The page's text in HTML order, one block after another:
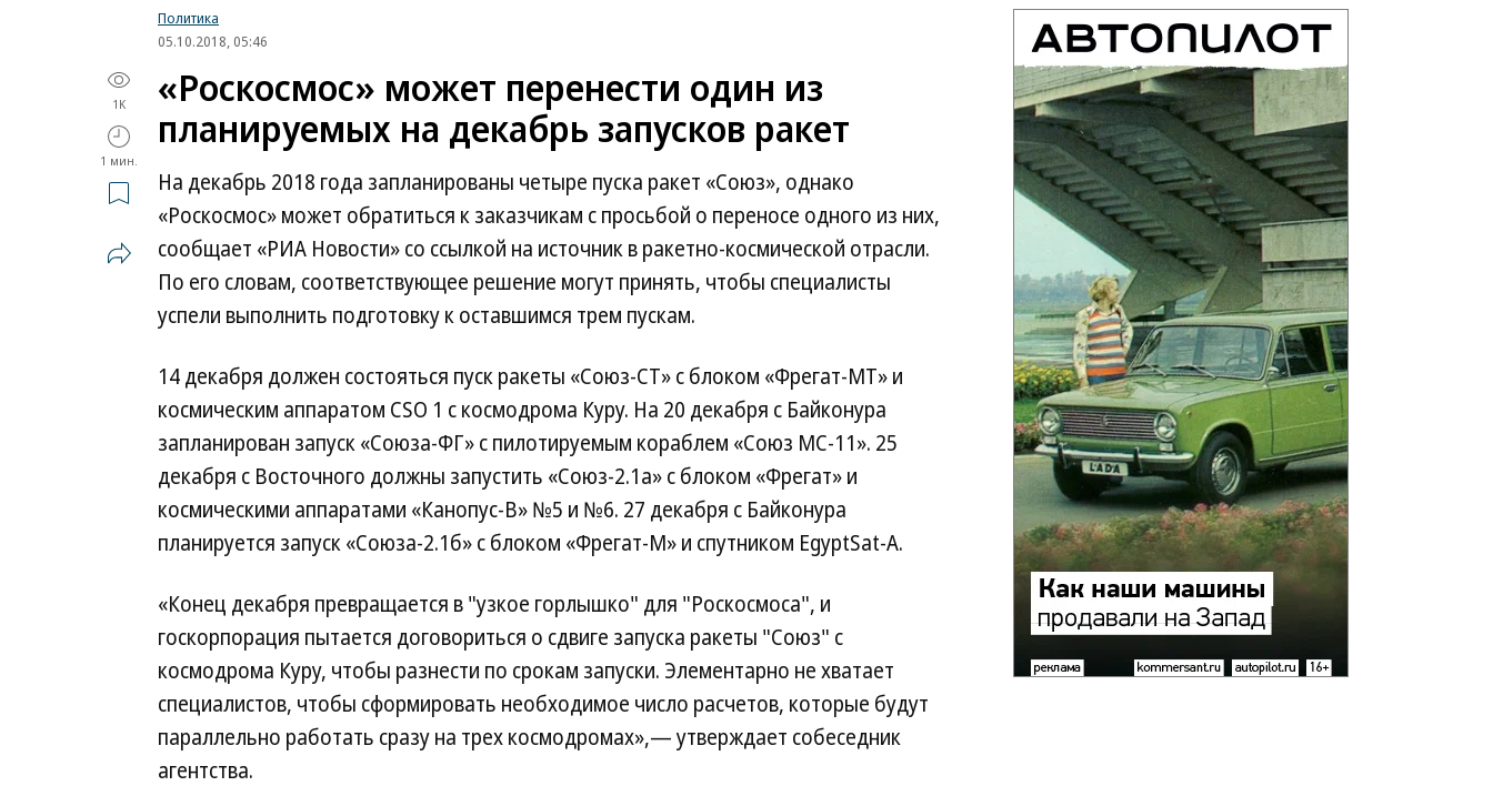
Политика
05.10.2018, 05:46
1K
1 мин.
«Роскосмос» может перенести один из
планируемых на декабрь запусков ракет
На декабрь 2018 года запланированы четыре пуска ракет «Союз», однако
«Роскосмос» может обратиться к заказчикам с просьбой о переносе одного из них,
сообщает «РИА Новости» со ссылкой на источник в ракетно-космической отрасли.
По его словам, соответствующее решение могут принять, чтобы специалисты
успели выполнить подготовку к оставшимся трем пускам.
14 декабря должен состояться пуск ракеты «Союз-СТ» с блоком «Фрегат-МТ» и
космическим аппаратом CSO 1 с космодрома Куру. На 20 декабря с Байконура
запланирован запуск «Союза-ФГ» с пилотируемым кораблем «Союз МС-11». 25
декабря с Восточного должны запустить «Союз-2.1а» с блоком «Фрегат» и
космическими аппаратами «Канопус-В» №5 и №6. 27 декабря с Байконура
планируется запуск «Союза-2.1б» с блоком «Фрегат-М» и спутником EgyptSat-A.
«Конец декабря превращается в "узкое горлышко" для "Роскосмоса", и
госкорпорация пытается договориться о сдвиге запуска ракеты "Союз" с
космодрома Куру, чтобы разнести по срокам запуски. Элементарно не хватает
специалистов, чтобы сформировать необходимое число расчетов, которые будут
параллельно работать сразу на трех космодромах»,— утверждает собеседник
агентства.